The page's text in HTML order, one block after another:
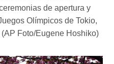
de apertura y
Olímpicos de Tokio,
Foto/Eugene Hoshiko)